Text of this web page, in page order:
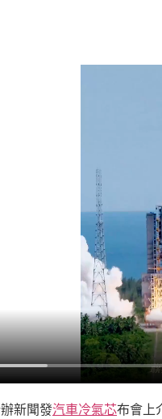
新聞發汽車冷氣芯布會上